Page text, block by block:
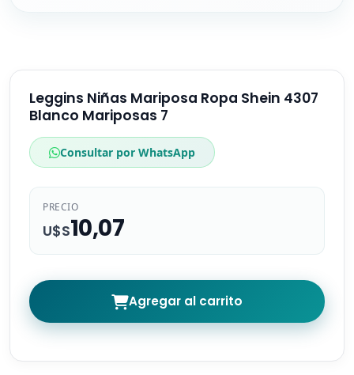
Leggins Niñas Mariposa Ropa Shein 4307
Blanco Mariposas 7
Consultar por WhatsApp
PRECIO
U$S10,07
Agregar al carrito